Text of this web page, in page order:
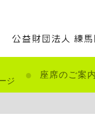
ジ
● 座席のご案内